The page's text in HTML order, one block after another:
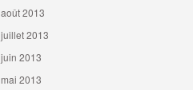
août 2013
juillet 2013
juin 2013
mai 2013